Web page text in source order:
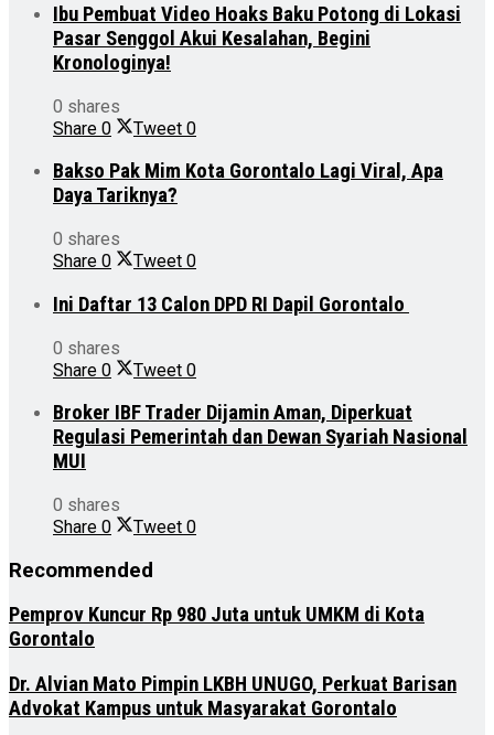
Ibu Pembuat Video Hoaks Baku Potong di Lokasi
Pasar Senggol Akui Kesalahan, Begini
Kronologinya!
0 shares
Share 0 Tweet 0
Bakso Pak Mim Kota Gorontalo Lagi Viral, Apa
Daya Tariknya?
0 shares
Share 0 Tweet 0
Ini Daftar 13 Calon DPD RI Dapil Gorontalo
0 shares
Share 0 Tweet 0
Broker IBF Trader Dijamin Aman, Diperkuat
Regulasi Pemerintah dan Dewan Syariah Nasional
MUI
0 shares
Share 0 Tweet 0
Recommended
Pemprov Kuncur Rp 980 Juta untuk UMKM di Kota
Gorontalo
Dr. Alvian Mato Pimpin LKBH UNUGO, Perkuat Barisan
Advokat Kampus untuk Masyarakat Gorontalo